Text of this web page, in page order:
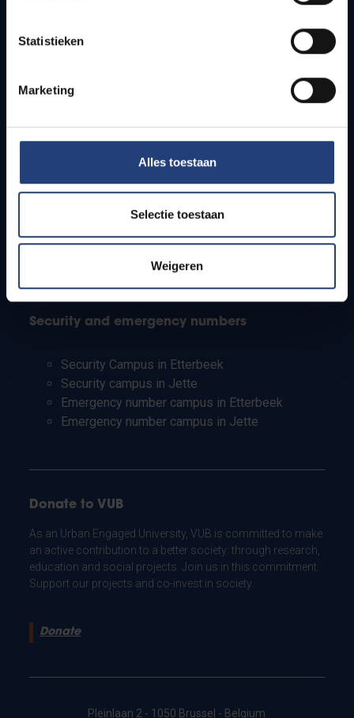
Statistieken
Marketing
Alles toestaan
Selectie toestaan
Weigeren
How to get to the VUB campuses
Students
PhD students
Teachers and secondary schools
Working students
Security and emergency numbers
Security Campus in Etterbeek
Security campus in Jette
Emergency number campus in Etterbeek
Emergency number campus in Jette
Donate to VUB
As an Urban Engaged University, VUB is committed to make
an active contribution to a better society: through research,
education and social projects. Join us in this commitment.
Support our projects and co-invest in society.
Donate
Pleinlaan 2 - 1050 Brussel - Belgium